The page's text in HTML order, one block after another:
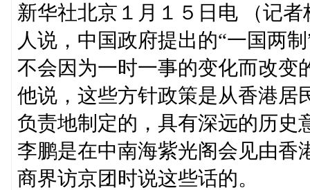
新华社北京１月１５日电 （记
人说，中国政府提出的“一国两
不会因为一时一事的变化而改变
他说，这些方针政策是从香港居
负责地制定的，具有深远的历史
李鹏是在中南海紫光阁会见由香
商界访京团时说这些话的。